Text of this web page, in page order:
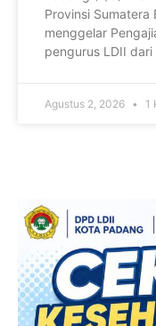
Provinsi Sumatera
menggelar
pengurus LDII
Agustus 2, 2026 1